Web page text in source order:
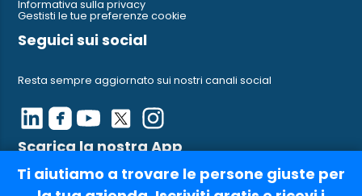
Ti aiutiamo a trovare le persone giuste per
Informativa sulla privacy
Gestisti le tue preferenze cookie
Seguici sui social
Resta sempre aggiornato sui nostri canali social
Scarica la nostra App
Ci trovi anche su AppleStore e su Google Play